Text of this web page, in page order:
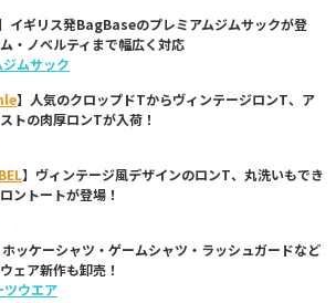
イギリス発BagBaseのプレミアムジムサックが登
・ノベルティまで幅広く対応
ムサック
】人気のクロップドTからヴィンテージロンT、ア
トの肉厚ロンTが入荷！
】ヴィンテージ風デザインのロンT、丸洗いもでき
ントートが登場！
ッケーシャツ・ゲームシャツ・ラッシュガードなど
ェア新作も卸売！
ツウエア